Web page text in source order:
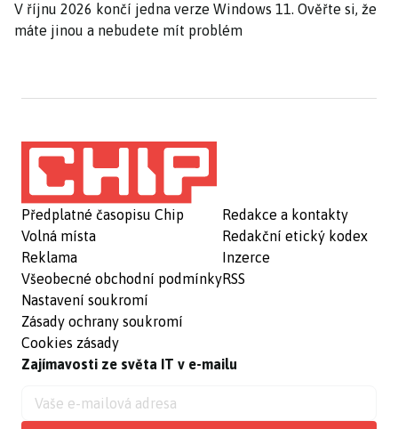
V říjnu 2026 končí jedna verze Windows 11. Ověřte si, že
máte jinou a nebudete mít problém
Předplatné časopisu Chip
Volná místa
Reklama
Všeobecné obchodní podmínky
Nastavení soukromí
Zásady ochrany soukromí
Cookies zásady
Redakce a kontakty
Redakční etický kodex
Inzerce
RSS
Zajímavosti ze světa IT v e-mailu